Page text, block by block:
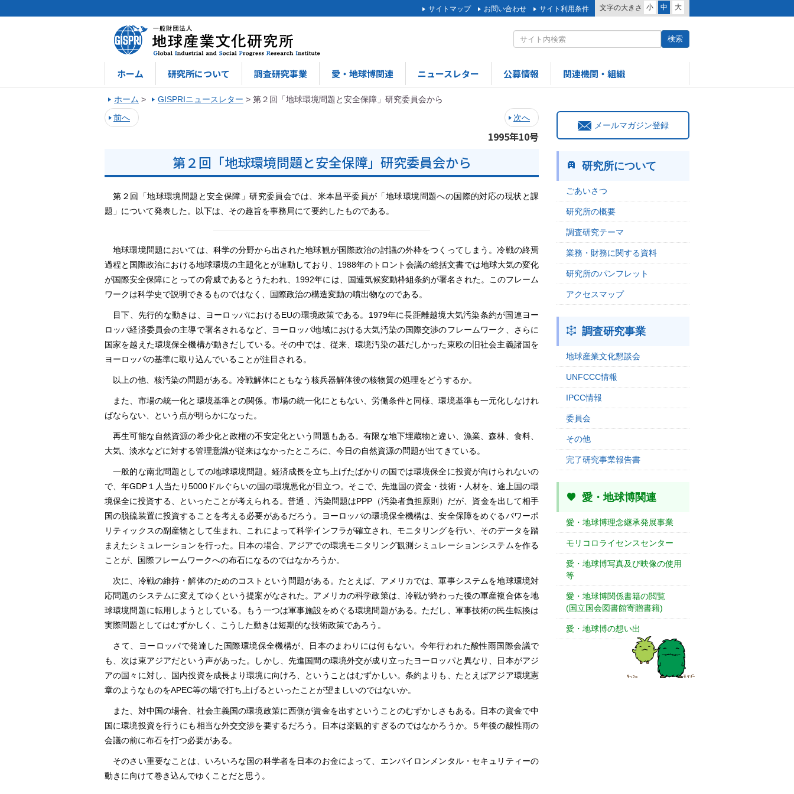
文字の大きさ 小 中 大
サイトマップ お問い合わせ サイト利用条件
ホーム 研究所について 調査研究事業 愛・地球博関連 ニュースレター 公募情報 関連機関・組織
ホーム > GISPRIニュースレター > 第２回「地球環境問題と安全保障」研究委員会から
前へ
次へ
1995年10号
第２回「地球環境問題と安全保障」研究委員会から
第２回「地球環境問題と安全保障」研究委員会では、米本昌平委員が「地球環境問題への国際的対応の現状と課
題」について発表した。以下は、その趣旨を事務局にて要約したものである。
地球環境問題においては、科学の分野から出された地球観が国際政治の討議の外枠をつくってしまう。冷戦の終焉
過程と国際政治における地球環境の主題化とが連動しており、1988年のトロント会議の総括文書では地球大気の変化
が国際安全保障にとっての脅威であるとうたわれ、1992年には、国連気候変動枠組条約が署名された。このフレーム
ワークは科学史で説明できるものではなく、国際政治の構造変動の噴出物なのである。
目下、先行的な動きは、ヨーロッパにおけるEUの環境政策である。1979年に長距離越境大気汚染条約が国連ヨー
ロッパ経済委員会の主導で署名されるなど、ヨーロッパ地域における大気汚染の国際交渉のフレームワーク、さらに
国家を越えた環境保全機構が動きだしている。その中では、従来、環境汚染の甚だしかった東欧の旧社会主義諸国を
ヨーロッパの基準に取り込んでいることが注目される。
以上の他、核汚染の問題がある。冷戦解体にともなう核兵器解体後の核物質の処理をどうするか。
また、市場の統一化と環境基準との関係。市場の統一化にともない、労働条件と同様、環境基準も一元化しなけれ
ばならない、という点が明らかになった。
再生可能な自然資源の希少化と政権の不安定化という問題もある。有限な地下埋蔵物と違い、漁業、森林、食料、
大気、淡水などに対する管理意識が従来はなかったところに、今日の自然資源の問題が出てきている。
一般的な南北問題としての地球環境問題。経済成長を立ち上げたばかりの国では環境保全に投資が向けられないの
で、年GDP１人当たり5000ドルぐらいの国の環境悪化が目立つ。そこで、先進国の資金・技術・人材を、途上国の環
境保全に投資する、といったことが考えられる。普通 、汚染問題はPPP（汚染者負担原則）だが、資金を出して相手
国の脱硫装置に投資することを考える必要があるだろう。ヨーロッパの環境保全機構は、安全保障をめぐるパワーポ
リティックスの副産物として生まれ、これによって科学インフラが確立され、モニタリングを行い、そのデータを踏
まえたシミュレーションを行った。日本の場合、アジアでの環境モニタリング観測シミュレーションシステムを作る
ことが、国際フレームワークへの布石になるのではなかろうか。
次に、冷戦の維持・解体のためのコストという問題がある。たとえば、アメリカでは、軍事システムを地球環境対
応問題のシステムに変えてゆくという提案がなされた。アメリカの科学政策は、冷戦が終わった後の軍産複合体を地
球環境問題に転用しようとしている。もう一つは軍事施設をめぐる環境問題がある。ただし、軍事技術の民生転換は
実際問題としてはむずかしく、こうした動きは短期的な技術政策であろう。
さて、ヨーロッパで発達した国際環境保全機構が、日本のまわりには何もない。今年行われた酸性雨国際会議で
も、次は東アジアだという声があった。しかし、先進国間の環境外交が成り立ったヨーロッパと異なり、日本がアジ
アの国々に対し、国内投資を成長より環境に向けろ、ということはむずかしい。条約よりも、たとえばアジア環境憲
章のようなものをAPEC等の場で打ち上げるといったことが望ましいのではないか。
また、対中国の場合、社会主義国の環境政策に西側が資金を出すということのむずかしさもある。日本の資金で中
国に環境投資を行うにも相当な外交交渉を要するだろう。日本は楽観的すぎるのではなかろうか。５年後の酸性雨の
会議の前に布石を打つ必要がある。
そのさい重要なことは、いろいろな国の科学者を日本のお金によって、エンバイロンメンタル・セキュリティーの
動きに向けて巻き込んでゆくことだと思う。
メールマガジン登録
研究所について
ごあいさつ
研究所の概要
調査研究テーマ
業務・財務に関する資料
研究所のパンフレット
アクセスマップ
調査研究事業
地球産業文化懇談会
UNFCCC情報
IPCC情報
委員会
その他
完了研究事業報告書
愛・地球博関連
愛・地球博理念継承発展事業
モリコロライセンスセンター
愛・地球博写真及び映像の使用
等
愛・地球博関係書籍の閲覧
(国立国会図書館寄贈書籍)
愛・地球博の想い出